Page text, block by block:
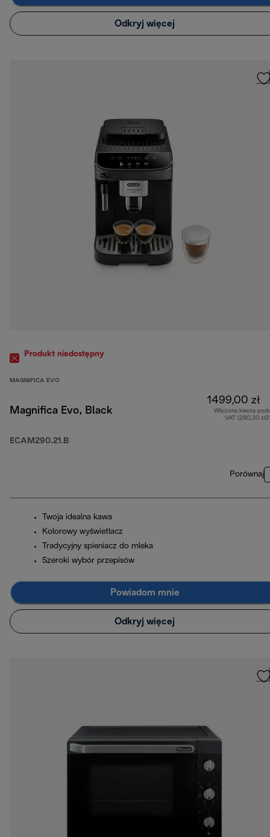
Odkryj więcej
Produkt niedostępny
MAGNIFICA EVO
Magnifica Evo, Black
ECAM290.21.B
1499,00 zł
Wliczona kwota
VAT (280,30
Porównaj
Twoja idealna kawa
Kolorowy wyświetlacz
Tradycyjny spieniacz do mleka
Szeroki wybór przepisów
Powiadom mnie
Odkryj więcej